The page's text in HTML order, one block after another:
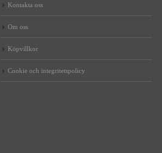
Kontakta oss
Om oss
Köpvillkor
Cookie och integritetspolicy